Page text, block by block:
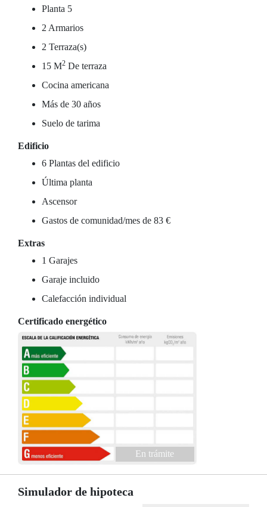
Planta 5
2 Armarios
2 Terraza(s)
15 M2 De terraza
Cocina americana
Más de 30 años
Suelo de tarima
Edificio
6 Plantas del edificio
Última planta
Ascensor
Gastos de comunidad/mes de 83 €
Extras
1 Garajes
Garaje incluido
Calefacción individual
Certificado energético
En trámite
Simulador de hipoteca